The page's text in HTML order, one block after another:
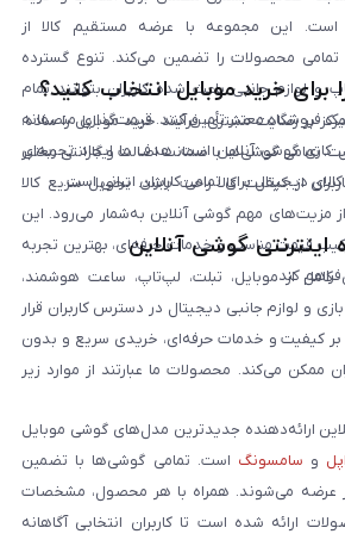
است. این مجموعه با عرضه مستقیم کالا از
تمامی محصولات را تضمین می‌کند. تنوع گسترده
و لوازم جانبی باعث شده کاربران بتوانند تمام
یک فروشگاه معتبر تأمین کنند. قیمت‌گذاری منصفانه
گوشی آنلاین است. هدف ما ایجاد تجربه‌ای
دیجیتال برای تمامی کاربران ایرانی است.
برای خرید موبایل انتخاب کنید؟
بر رضایت مشتری، فرآیند خرید موبایل را ساده،
تمامی گوشی‌ها با ضمانت اصالت و گارانتی معتبر
از کیفیت کالا راحت باشد. تحویل سریع کالا
مزیت‌های مهم گوشی آنلاین به‌شمار می‌رود. این
قیمت مناسب و خدمات حرفه‌ای، بهترین تجربه
فراهم کند.
گوشی آنلاین
کامل از موبایل، تبلت، لپ‌تاپ، ساعت هوشمند،
و لوازم جانبی دیجیتال در دسترس کاربران قرار
بر کیفیت و خدمات حرفه‌ای، خریدی سریع و بدون
ممکن می‌کند. محصولات ما عبارتند از موارد زیر
ارائه‌دهنده جدیدترین مدل‌های گوشی موبایل
اپل و سامسونگ است. تمامی گوشی‌ها با تضمین
عرضه می‌شوند. همراه با هر محصول، مشخصات
ارائه شده است تا کاربران انتخابی آگاهانه